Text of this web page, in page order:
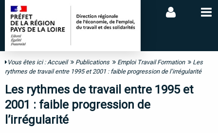
Vous êtes ici :Accueil Publications Emploi Travail Formation
Les
rythmes de travail entre 1995 et 2001 : faible progression de l’irrégularité
Les rythmes de travail entre 1995 et
2001 : faible progression de
l’irrégularité